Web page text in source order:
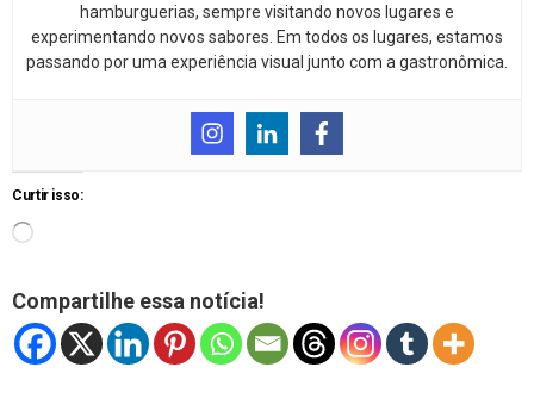
hamburguerias, sempre visitando novos lugares e
experimentando novos sabores. Em todos os lugares, estamos
passando por uma experiência visual junto com a gastronômica.
Curtir isso:
Compartilhe essa notícia!